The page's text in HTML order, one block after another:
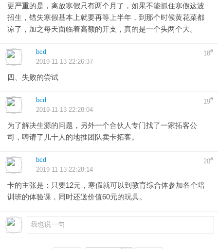
更严重的是，离放寒假只有两个月了，如果不能抓住寒假这波
招生，错失寒假基本上就要再等上半年，到那个时候黄花菜都
凉了，加之每天面临着高额的开支，真的是一个头两个大。
18#
bcd
2019-11-13 22:26:37
四、失败的尝试
19#
bcd
2019-11-13 22:28:04
为了解决生源的问题，另外一个合伙人专门找了一家拓客公
司，聘请了几十人的地推团队卖卡拓客。
20#
bcd
2019-11-13 22:28:14
卡的主张是：只要12元，寒假就可以到教育综合体参加各个培
训班的体验课，同时还送价值60元的玩具。